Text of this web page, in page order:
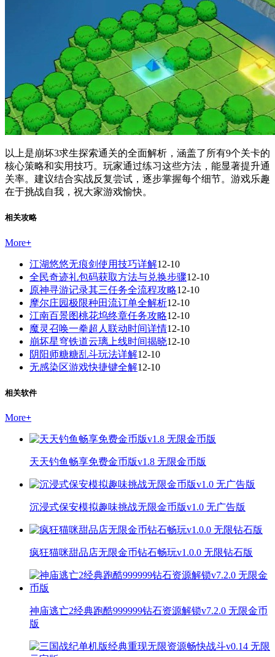
以上是崩坏3求生探索通关的全面解析，涵盖了所有9个关卡的
核心策略和实用技巧。玩家通过练习这些方法，能显著提升通
关率。建议结合实战反复尝试，逐步掌握每个细节。游戏乐趣
在于挑战自我，祝大家游戏愉快。
相关攻略
More+
江湖悠悠无痕剑使用技巧详解12-10
全民奇迹礼包码获取方法与兑换步骤12-10
原神寻游记录其三任务全流程攻略12-10
摩尔庄园极限种田流订单全解析12-10
江南百景图桃花坞终章任务攻略12-10
魔灵召唤一拳超人联动时间详情12-10
崩坏星穹铁道云璃上线时间揭晓12-10
阴阳师糖糖乱斗玩法详解12-10
无感染区游戏快捷键全解12-10
相关软件
More+
天天钓鱼畅享免费金币版v1.8 无限金币版
沉浸式保安模拟趣味挑战无限金币版v1.0 无广告版
疯狂猫咪甜品店无限金币钻石畅玩v1.0.0 无限钻石版
神庙逃亡2经典跑酷999999钻石资源解锁v7.2.0 无限金币
版